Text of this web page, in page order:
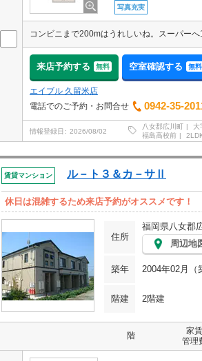
写真充実
コンビニまで200mはうれしいね。スーパー
来店予約する 無料 空室確認する 無料
エイブル 久留米店
電話でのご予約・お問合せ
0942-35-
情報登録日 2026/08/02
八女郡広川町 大
福島高校前
賃貸マンション ル－ト３＆カ－サⅡ
休日は混雑するため来店予約がオススメです！
住所
福岡県八女郡
周辺地
築年
2004年02月（
階建 2階建
階
家賃
管理